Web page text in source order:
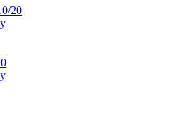
20